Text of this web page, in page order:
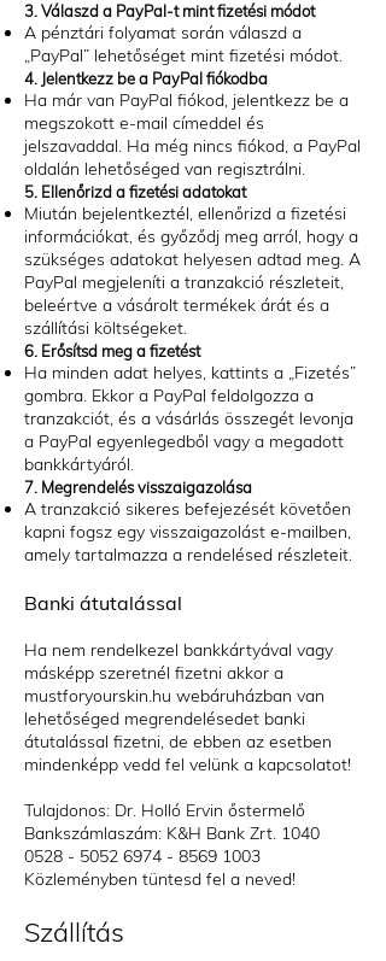
3. Válaszd a PayPal-t mint fizetési módot
A pénztári folyamat során válaszd a
„PayPal” lehetőséget mint fizetési módot.
4. Jelentkezz be a PayPal fiókodba
Ha már van PayPal fiókod, jelentkezz be a
megszokott e-mail címeddel és
jelszavaddal. Ha még nincs fiókod, a PayPal
oldalán lehetőséged van regisztrálni.
5. Ellenőrizd a fizetési adatokat
Miután bejelentkeztél, ellenőrizd a fizetési
információkat, és győződj meg arról, hogy a
szükséges adatokat helyesen adtad meg. A
PayPal megjeleníti a tranzakció részleteit,
beleértve a vásárolt termékek árát és a
szállítási költségeket.
6. Erősítsd meg a fizetést
Ha minden adat helyes, kattints a „Fizetés”
gombra. Ekkor a PayPal feldolgozza a
tranzakciót, és a vásárlás összegét levonja
a PayPal egyenlegedből vagy a megadott
bankkártyáról.
7. Megrendelés visszaigazolása
A tranzakció sikeres befejezését követően
kapni fogsz egy visszaigazolást e-mailben,
amely tartalmazza a rendelésed részleteit.
Banki átutalással
Ha nem rendelkezel bankkártyával vagy
másképp szeretnél fizetni akkor a
mustforyourskin.hu webáruházban van
lehetőséged megrendelésedet banki
átutalással fizetni, de ebben az esetben
mindenképp vedd fel velünk a kapcsolatot!
Tulajdonos: Dr. Holló Ervin őstermelő
Bankszámlaszám: K&H Bank Zrt. 1040
0528 - 5052 6974 - 8569 1003
Közleményben tüntesd fel a neved!
Szállítás